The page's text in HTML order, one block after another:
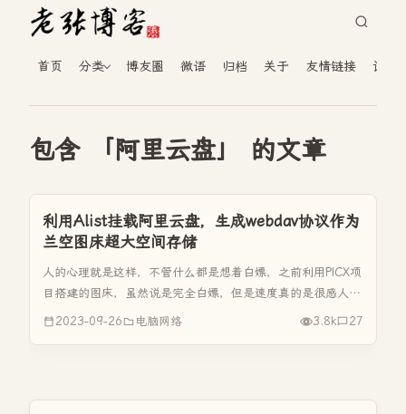
首页 分类 博友圈 微语 归档 关于 友情链接 读者
包含 「阿里云盘」 的文章
利用Alist挂载阿里云盘，生成webdav协议作为
兰空图床超大空间存储
人的心理就是这样，不管什么都是想着白嫖，之前利用PICX项
目搭建的图床，虽然说是完全白嫖，但是速度真的是很感人。
前段时间这个图床使用的Staticaly这个CDN又被墙了，导航图
2023-09-26 电脑网络 3.8k 27